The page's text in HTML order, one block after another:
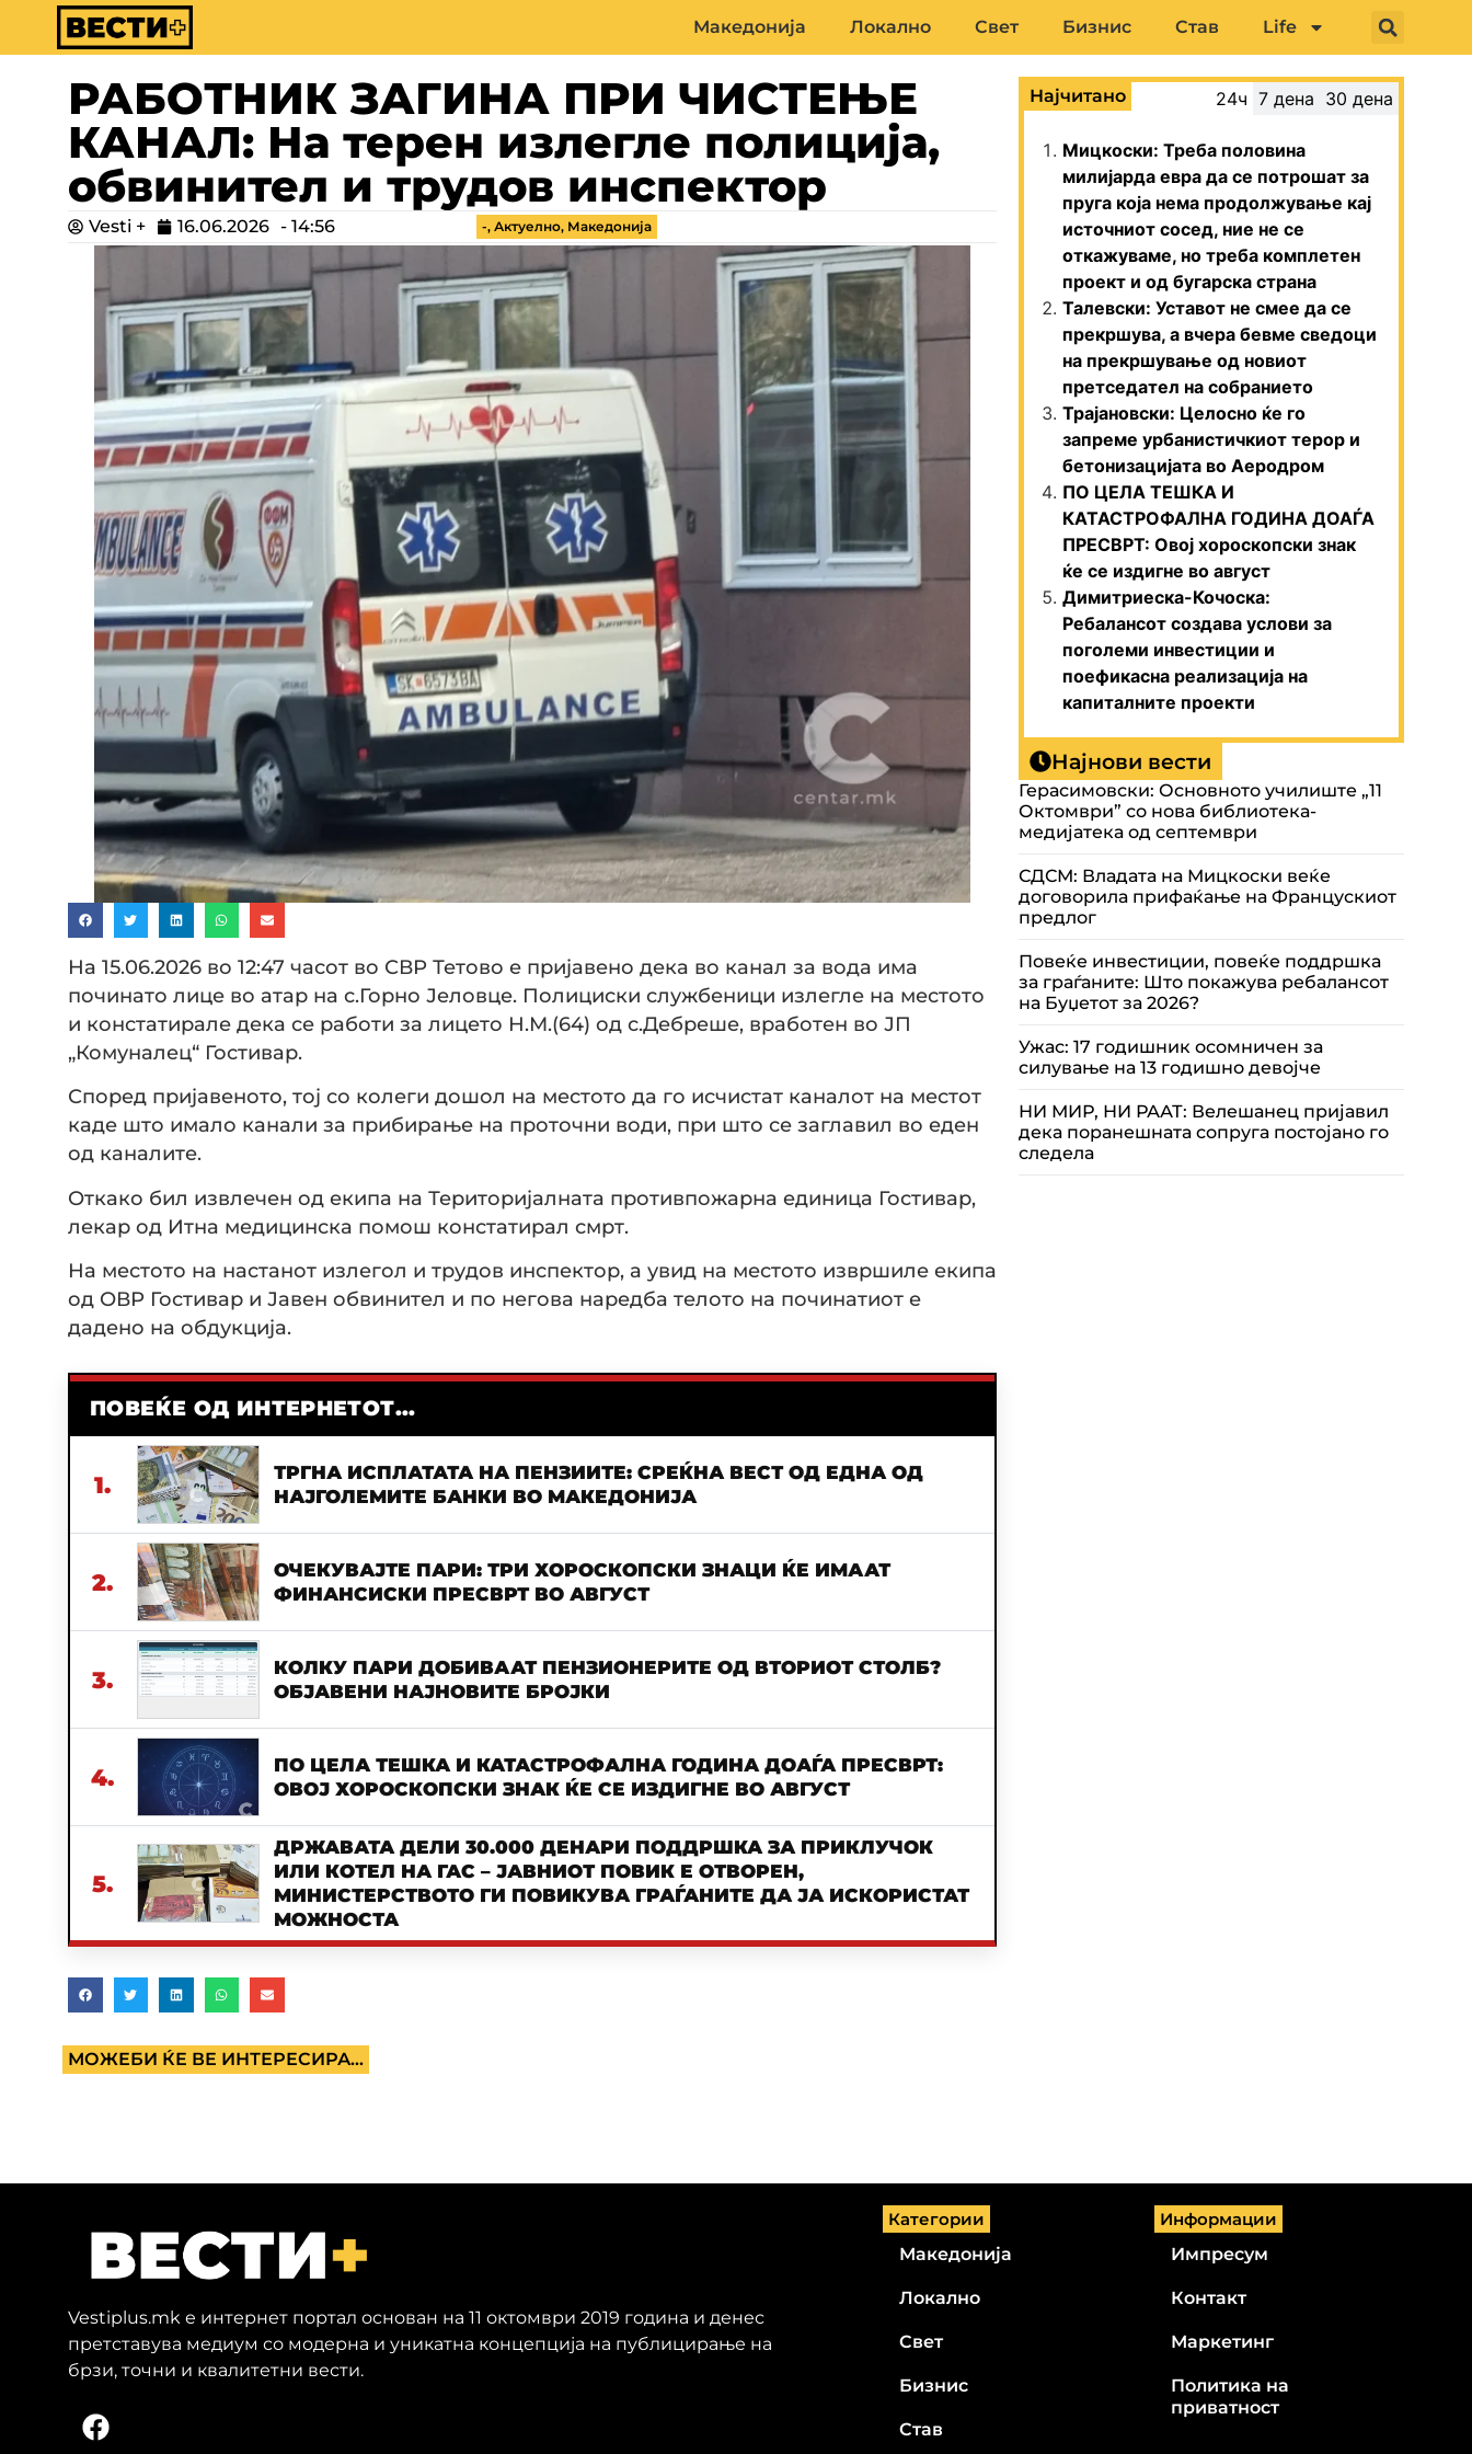
Македонија Локално Свет Бизнис Став Life
РАБОТНИК ЗАГИНА ПРИ ЧИСТЕЊЕ
КАНАЛ: На терен излегле полиција,
обвинител и трудов инспектор
Vesti + 16.06.2026 - 14:56 -, Актуелно, Македонија
На 15.06.2026 во 12:47 часот во СВР Тетово е пријавено дека во канал за вода има
починато лице во атар на с.Горно Јеловце. Полициски службеници излегле на местото
и констатирале дека се работи за лицето Н.М.(64) од с.Дебреше, вработен во ЈП
„Комуналец“ Гостивар.
Според пријавеното, тој со колеги дошол на местото да го исчистат каналот на местот
каде што имало канали за прибирање на проточни води, при што се заглавил во еден
од каналите.
Откако бил извлечен од екипа на Територијалната противпожарна единица Гостивар,
лекар од Итна медицинска помош констатирал смрт.
На местото на настанот излегол и трудов инспектор, а увид на местото извршиле екипа
од ОВР Гостивар и Јавен обвинител и по негова наредба телото на починатиот е
дадено на обдукција.
ПОВЕЌЕ ОД ИНТЕРНЕТОТ...
1.
ТРГНА ИСПЛАТАТА НА ПЕНЗИИТЕ: СРЕЌНА ВЕСТ ОД ЕДНА ОД
НАЈГОЛЕМИТЕ БАНКИ ВО МАКЕДОНИЈА
2.
ОЧЕКУВАЈТЕ ПАРИ: ТРИ ХОРОСКОПСКИ ЗНАЦИ ЌЕ ИМААТ
ФИНАНСИСКИ ПРЕСВРТ ВО АВГУСТ
3.
КОЛКУ ПАРИ ДОБИВААТ ПЕНЗИОНЕРИТЕ ОД ВТОРИОТ СТОЛБ?
ОБЈАВЕНИ НАЈНОВИТЕ БРОЈКИ
4.
ПО ЦЕЛА ТЕШКА И КАТАСТРОФАЛНА ГОДИНА ДОАЃА ПРЕСВРТ:
ОВОЈ ХОРОСКОПСКИ ЗНАК ЌЕ СЕ ИЗДИГНЕ ВО АВГУСТ
5.
ДРЖАВАТА ДЕЛИ 30.000 ДЕНАРИ ПОДДРШКА ЗА ПРИКЛУЧОК
ИЛИ КОТЕЛ НА ГАС – ЈАВНИОТ ПОВИК Е ОТВОРЕН,
МИНИСТЕРСТВОТО ГИ ПОВИКУВА ГРАЃАНИТЕ ДА ЈА ИСКОРИСТАТ
МОЖНОСТА
Најчитано 24ч 7 дена 30 дена
Мицкоски: Треба половина
милијарда евра да се потрошат за
пруга која нема продолжување кај
источниот сосед, ние не се
откажуваме, но треба комплетен
проект и од бугарска страна
Талевски: Уставот не смее да се
прекршува, а вчера бевме сведоци
на прекршување од новиот
претседател на собранието
Трајановски: Целосно ќе го
запреме урбанистичкиот терор и
бетонизацијата во Аеродром
ПО ЦЕЛА ТЕШКА И
КАТАСТРОФАЛНА ГОДИНА ДОАЃА
ПРЕСВРТ: Овој хороскопски знак
ќе се издигне во август
Димитриеска-Кочоска:
Ребалансот создава услови за
поголеми инвестиции и
поефикасна реализација на
капиталните проекти
Најнови вести
Герасимовски: Основното училиште „11
Октомври” со нова библиотека-
медијатека од септември
СДСМ: Владата на Мицкоски веќе
договорила прифаќање на Францускиот
предлог
Повеќе инвестиции, повеќе поддршка
за граѓаните: Што покажува ребалансот
на Буџетот за 2026?
Ужас: 17 годишник осомничен за
силување на 13 годишно девојче
НИ МИР, НИ РААТ: Велешанец пријавил
дека поранешната сопруга постојано го
следела
МОЖЕБИ ЌЕ ВЕ ИНТЕРЕСИРА...
Vestiplus.mk е интернет портал основан на 11 октомври 2019 година и денес
претставува медиум со модерна и уникатна концепција на публицирање на
брзи, точни и квалитетни вести.
Категории
Македонија
Локално
Свет
Бизнис
Став
Информации
Импресум
Контакт
Маркетинг
Политика на
приватност